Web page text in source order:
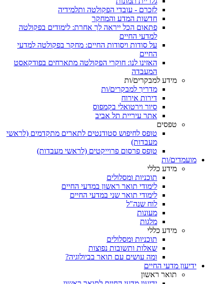
לזכרם - עובדי הפקולטה ותלמידיה
חדשות המדע והמחקר
פתאום הכל ייראה לך אחרת: לימודים בפקולטה
למדעי החיים
על סודות ויסודות החיים: מחקר בפקולטה למדעי
החיים
האזינו לנו: חוקרי הפקולטה מתארחים בפודקאסט
המעבדה
מידע למבקרים/ות
מדריך למבקרים/ות
דירות אירוח
סיור וירטואלי בקמפוס
אתר עיריית תל אביב
טפסים
טופס לחיפוש סטודנטים לתארים מתקדמים (לראשי
מעבדות)
טופס פרסום פרוייקטים (לראשי מעבדות)
מועמדים/ות
מידע כללי
תוכניות ומסלולים
לימודי תואר ראשון במדעי החיים
לימודי תואר שני במדעי החיים
לוח שנה"ל
מעונות
מלגות
מידע כללי
תוכניות ומסלולים
שאלות ותשובות נפוצות
ומה עושים עם תואר בביולוגיה?
ידיעון מדעי החיים
תואר ראשון